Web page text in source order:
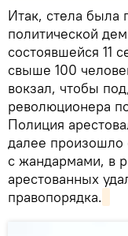
Итак, стела была
политической
состоявшейся 11
свыше 100
вокзал, чтобы
революционера
Полиция
далее произошло
с жандармами, в
арестованных
правопорядка.